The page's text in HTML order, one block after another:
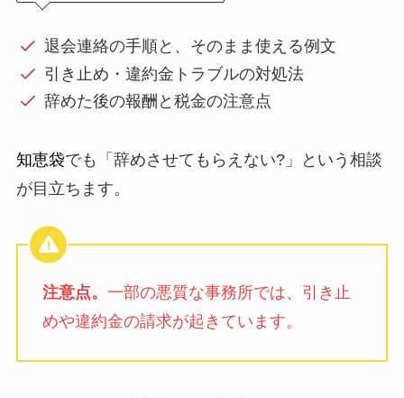
退会連絡の手順と、そのまま使える例文
引き止め・違約金トラブルの対処法
辞めた後の報酬と税金の注意点
知恵袋でも「辞めさせてもらえない?」という相談
が目立ちます。
注意点。 一部の悪質な事務所では、引き止
めや違約金の請求が起きています。